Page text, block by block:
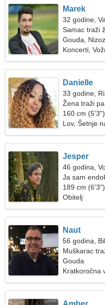
Marek
32 godine,
Samac traži
Gouda,
Koncerti,
Danielle
33 godine,
Žena traži
160 cm
Lov, Šetnje
Jesper
46 godina,
Ja sam
189 cm
Obitelj
Naut
56 godina,
Muškarac
Gouda
Kratkoročna